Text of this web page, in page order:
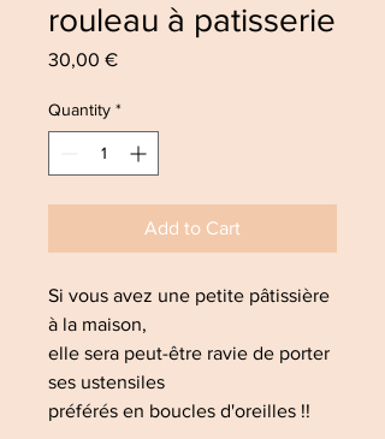
rouleau à patisserie
30,00 €Price
Quantity *
Add to Cart
Si vous avez une petite pâtissière
à la maison,
elle sera peut-être ravie de porter
ses ustensiles
préférés en boucles d'oreilles !!